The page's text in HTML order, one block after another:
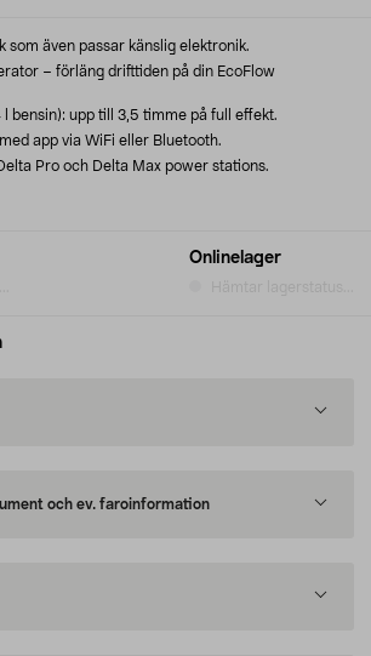
Onlinelager
som även passar känslig elektronik.
– förläng drifttiden på din EcoFlow
l bensin): upp till 3,5 timme på full effekt.
app via WiFi eller Bluetooth.
Pro och Delta Max power stations.
och ev. faroinformation